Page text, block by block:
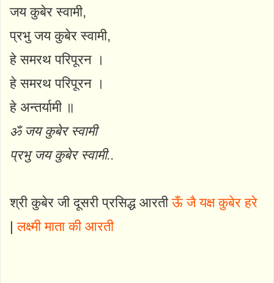
जय कुबेर स्वामी,
प्रभु जय कुबेर स्वामी,
हे समरथ परिपूरन ।
हे समरथ परिपूरन ।
हे अन्तर्यामी ॥
ॐ जय कुबेर स्वामी
प्रभु जय कुबेर स्वामी..
श्री कुबेर जी दूसरी प्रसिद्ध आरतीऊँ जै यक्ष कुबेर हरे
|लक्ष्मी माता की आरती